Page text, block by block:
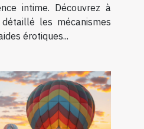
intime. Découvrez à
les mécanismes
érotiques...